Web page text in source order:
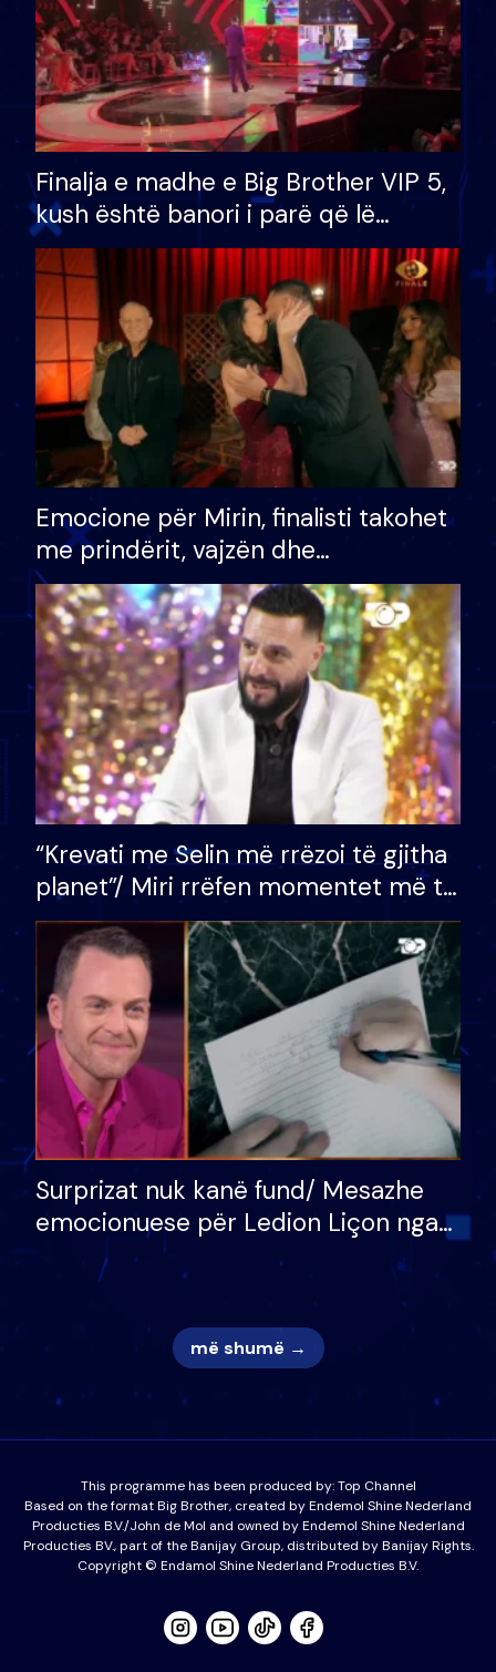
Finalja e madhe e Big Brother VIP 5,
kush është banori i parë që lë
shtëpinë dhe humb mundësinë për
të fituar çmimin e madh
Emocione për Mirin, finalisti takohet
me prindërit, vajzën dhe
bashkëshorten: S’kemi ndonjë letër
divorci apo jo?
“Krevati me Selin më rrëzoi të gjitha
planet”/ Miri rrëfen momentet më të
bukura në shtëpinë e BB VIP: Do më
mungojë zilja e mëngjesit kur…
Surprizat nuk kanë fund/ Mesazhe
emocionuese për Ledion Liçon nga
nëna dhe fëmijët e tij, moderatori
nuk i mban dot lotët: Nuk meritoj…
më shumë →
This programme has been produced by:Top Channel
Based on the format Big Brother, created by Endemol Shine Nederland
Producties B.V./John de Mol and owned by Endemol Shine Nederland
Producties BV., part of the Banijay Group, distributed by Banijay Rights.
Copyright © Endamol Shine Nederland Producties B.V.